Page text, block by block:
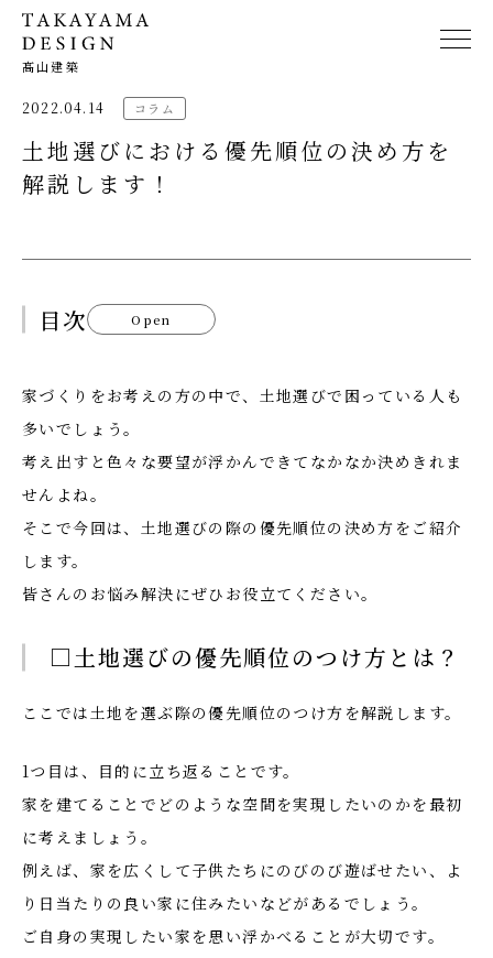
髙山建築
2022.04.14 コラム
土地選びにおける優先順位の決め方を
解説します！
目次 Open
家づくりをお考えの方の中で、土地選びで困っている人も
多いでしょう。
考え出すと色々な要望が浮かんできてなかなか決めきれま
せんよね。
そこで今回は、土地選びの際の優先順位の決め方をご紹介
します。
皆さんのお悩み解決にぜひお役立てください。
□土地選びの優先順位のつけ方とは？
ここでは土地を選ぶ際の優先順位のつけ方を解説します。
1つ目は、目的に立ち返ることです。
家を建てることでどのような空間を実現したいのかを最初
に考えましょう。
例えば、家を広くして子供たちにのびのび遊ばせたい、よ
り日当たりの良い家に住みたいなどがあるでしょう。
ご自身の実現したい家を思い浮かべることが大切です。